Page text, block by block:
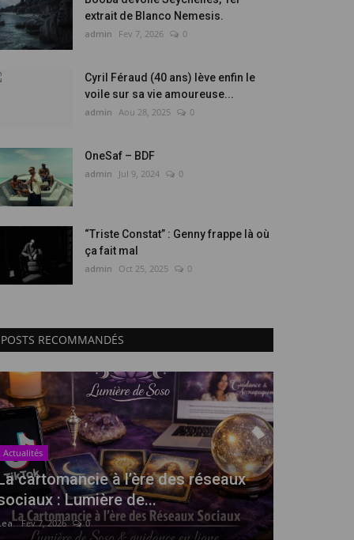
extrait de Blanco Nemesis.
admin Fev 7, 2026 0
Cyril Féraud (40 ans) lève enfin le
voile sur sa vie amoureuse...
admin Aou 28, 2025 0
OneSaf – BDF
admin Jul 9, 2024 0
“Triste Constat” : Genny frappe là où
ça fait mal
admin Oct 25, 2025 0
POSTS RECOMMANDÉS
Actualités
cartomancie à l’ère des réseaux
: Lumière de...
Fev 7, 2026 0